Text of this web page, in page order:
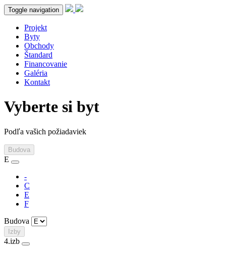
Toggle navigation
Projekt
Byty
Obchody
Štandard
Financovanie
Galéria
Kontakt
Vyberte si byt
Podľa vašich požiadaviek
Budova
E
-
C
E
F
Budova
Izby
4.izb